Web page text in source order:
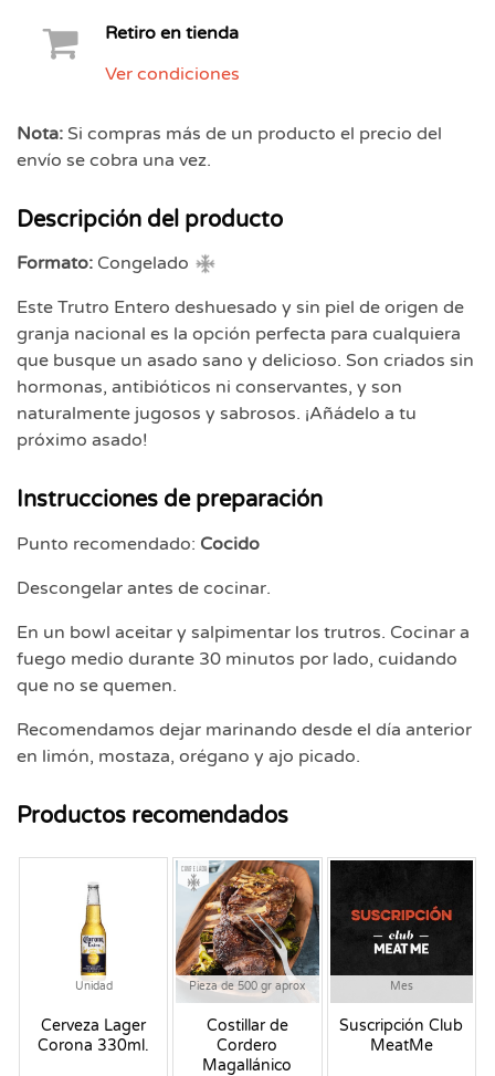
Retiro en tienda
Ver condiciones
Nota: Si compras más de un producto el precio del
envío se cobra una vez.
Descripción del producto
Formato: Congelado
Este Trutro Entero deshuesado y sin piel de origen de
granja nacional es la opción perfecta para cualquiera
que busque un asado sano y delicioso. Son criados sin
hormonas, antibióticos ni conservantes, y son
naturalmente jugosos y sabrosos. ¡Añádelo a tu
próximo asado!
Instrucciones de preparación
Punto recomendado: Cocido
Descongelar antes de cocinar.
En un bowl aceitar y salpimentar los trutros. Cocinar a
fuego medio durante 30 minutos por lado, cuidando
que no se quemen.
Recomendamos dejar marinando desde el día anterior
en limón, mostaza, orégano y ajo picado.
Productos recomendados
Unidad
Cerveza Lager
Corona 330ml.
Pieza de 500 gr aprox
Costillar de
Cordero
Magallánico
Congelado
Mes
Suscripción Club
MeatMe